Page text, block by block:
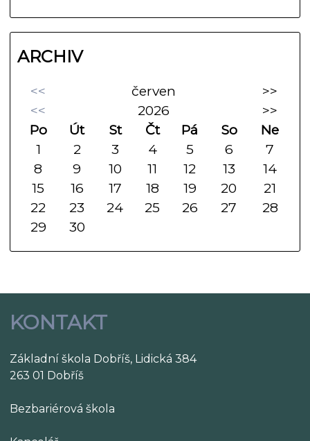
ARCHIV
<< červen
>>
<<
2026
>>
Po
Út St Čt Pá So
Ne
1
2 3 4 5 6
7
8
9 10 11 12 13
14
15
16 17 18 19 20
21
22
23 24 25 26 27
28
29
30
KONTAKT
Základní škola Dobříš, Lidická 384
263 01 Dobříš
Bezbariérová škola